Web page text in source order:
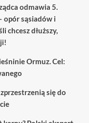
odmawia 5.
opór sąsiadów i
chcesz dłuższy,
Ormuz. Cel:
się do